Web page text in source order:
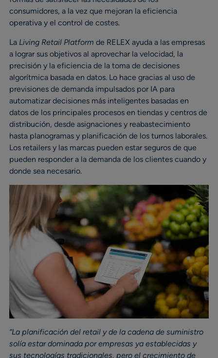
consumidores, a la vez que mejoran la eficiencia
operativa y el control de costes.
La Living Retail Platform de RELEX ayuda a las empresas
a lograr sus objetivos al aprovechar la velocidad, la
precisión y la eficiencia de la toma de decisiones
algorítmica basada en datos. Lo hace gracias al uso de
previsiones de demanda impulsados por IA para
automatizar decisiones más inteligentes basadas en
datos de los principales procesos en tiendas y centros de
distribución, desde asignaciones y reabastecimiento
hasta planogramas y planificación de los turnos laborales.
Los retailers y las marcas pueden estar seguros de que
pueden responder a la demanda de los clientes cuando y
donde sea necesario.
“La planificación del retail y de la cadena de suministro
solía estar dominada por empresas ya establecidas y
sus tecnologías tradicionales, pero el crecimiento de